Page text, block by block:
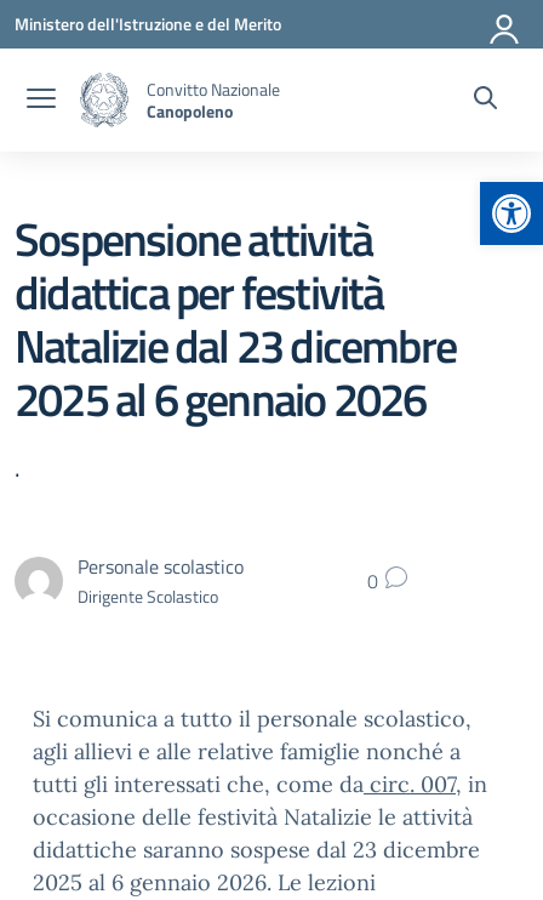
Vai ai contenuti
Vai al menu di navigazione
Vai al footer
Ministero dell'Istruzione e del Merito
Convitto Nazionale
Canopoleno
Sospensione attività
didattica per festività
Natalizie dal 23 dicembre
2025 al 6 gennaio 2026
.
Personale scolastico
Dirigente Scolastico 0
Si comunica a tutto il personale scolastico,
agli allievi e alle relative famiglie nonché a
tutti gli interessati che, come da circ. 007, in
occasione delle festività Natalizie le attività
didattiche saranno sospese dal 23 dicembre
2025 al 6 gennaio 2026. Le lezioni